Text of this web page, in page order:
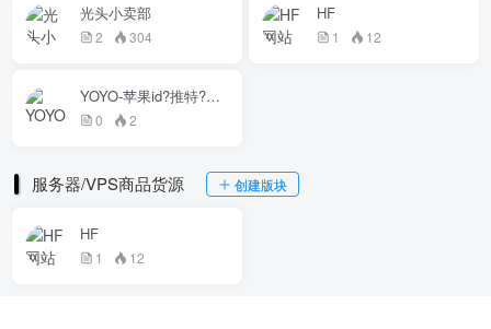
光头小卖部
2 304
HF
1 12
YOYO-苹果id?推特?Gmail邮箱
0 2
服务器/VPS商品货源 创建版块
HF
1 12